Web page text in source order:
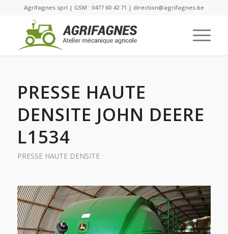
Agrifagnes sprl | GSM : 0477 60 42 71 | direction@agrifagnes.be
PRESSE HAUTE
DENSITE JOHN DEERE
L1534
PRESSE HAUTE DENSITE